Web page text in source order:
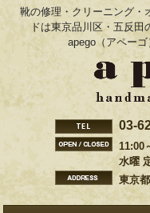
靴の修理・クリーニング・
ドは東京品川区・五反田
apego（アペーゴ
03-
11:00
水曜
東京